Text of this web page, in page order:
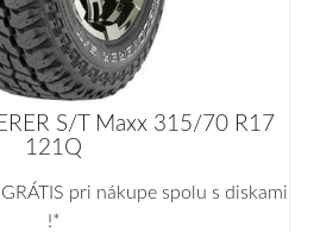
S/T Maxx 315/70 R17
121Q
pri nákupe spolu s diskami
!*